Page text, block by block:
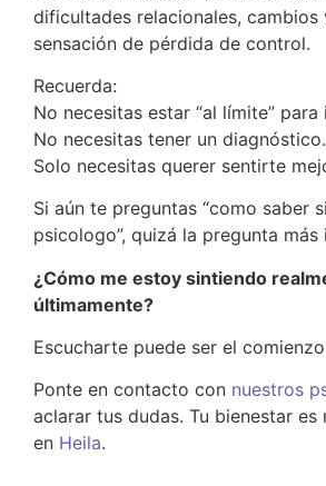
dificultades relacionales,
sensación de pérdida de control.
Recuerda:
No necesitas estar “al límite” para
No necesitas tener un diagnóstico.
Solo necesitas querer sentirte
Si aún te preguntas “como saber
psicologo”, quizá la pregunta
¿Cómo me estoy sintiendo
últimamente?
Escucharte puede ser el
Ponte en contacto con nuestros
aclarar tus dudas. Tu bienestar es
en Heila.